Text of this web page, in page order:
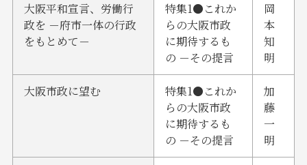
大阪平和宣言、労働行
政を －府市一体の行政
をもとめて－
特集1●これか
らの大阪市政
に期待するも
の －その提言
岡
本
知
明
大阪市政に望む
特集1●これか
らの大阪市政
に期待するも
の －その提言
加
藤
一
明